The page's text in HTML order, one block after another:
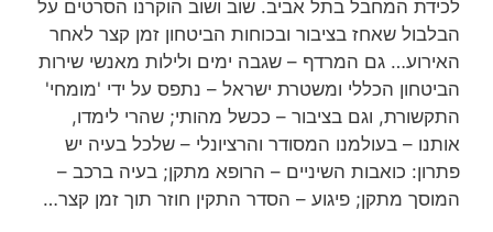
לכידת המחבל בתל אביב. שוב ושוב הוקרנו הסרטים על
הבלבול שאחז בציבור ובכוחות הביטחון זמן קצר לאחר
האירוע… גם המרדף – שגבה ימים ולילות מאנשי שירות
הביטחון הכללי ומשטרת ישראל – נתפס על ידי 'מומחי'
התקשורת, וגם בציבור – ככשל מהותי; שהרי לימדו,
אותנו – בעולמנו המסודר והרציונלי – שלכל בעיה יש
פתרון: כואבות השיניים – הרופא מתקן; בעיה ברכב –
המוסך מתקן; פיגוע – הסדר התקין חוזר תוך זמן קצר…